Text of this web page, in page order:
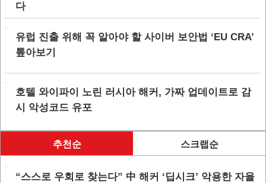
다
유럽 진출 위해 꼭 알아야 할 사이버 보안법 ‘EU CRA’
톺아보기
호텔 와이파이 노린 러시아 해커, 가짜 업데이트로 감
시 악성코드 유포
추천순 스크랩순
“스스로 우회로 찾는다” 中 해커 ‘딥시크’ 악용한 자율